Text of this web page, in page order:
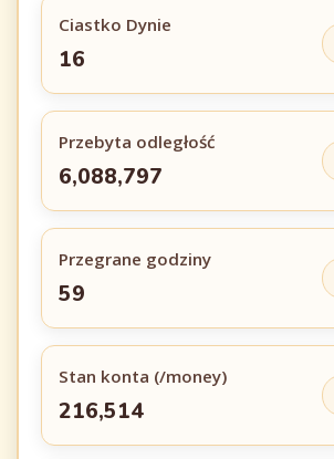
Ciastko Dynie
16
Przebyta odległość
6,088,797
Przegrane godziny
59
Stan konta (/money)
216,514